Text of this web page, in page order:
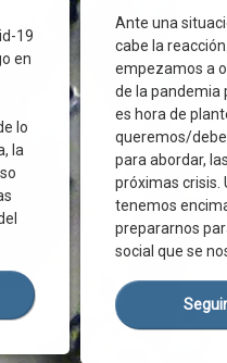
Pacto De
Productos
Profesionales
Protección De La
RescEU
Salud Pública
Sistema De Alerta
Tráfico
Viajeros
19
en
lo
la
Causada Por El Virus
Ante una
cabe la
empezamos a
de la pandemia
es hora de
queremos/
para abordar,
próximas crisis.
tenemos
prepararnos
social que se
CCAA
CEAS
Covid-19
Crisis Social
Dependencia
Discapacidad
Economía Familiar
Enfermedad Mental
Entorno Social
Familia
Gobierno